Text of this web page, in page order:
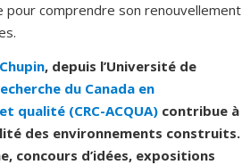
pour comprendre son renouvellement
, depuis l’Université de
du Canada en
qualité (CRC-ACQUA) contribue à
des environnements construits.
concours d’idées, expositions